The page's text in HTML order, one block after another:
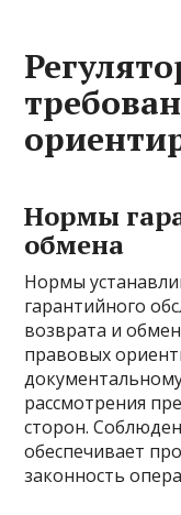
Нормы
обмена
Нормы
гарантийного
возврата и
правовых
рассмотрения
сторон.
обеспечивает
законность